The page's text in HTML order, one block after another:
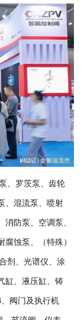
、罗茨泵、齿轮
、混流泵、喷射
防泵、空调泵、
蚀泵、（特殊）
剂、光谱仪、涂
缸、液压缸、铸
阀门及执行机